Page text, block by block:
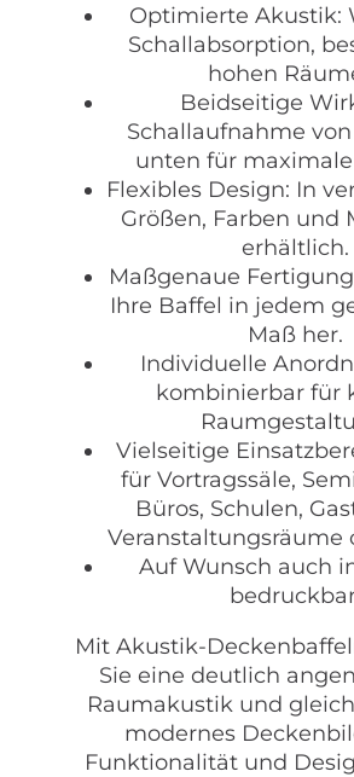
Optimierte Akustik:
Schallabsorption,
hohen
Beidseitige
Schallaufnahme
unten für maximale
Flexibles Design: In
Größen, Farben und
erhältlich.
Maßgenaue
Ihre Baffel in jedem
Maß her.
Individuelle
kombinierbar für
Vielseitige
für Vortragssäle,
Büros, Schulen,
Veranstaltungsräume
Auf Wunsch auch
Mit Akustik-
Sie eine deutlich
Raumakustik und
modernes
Funktionalität und